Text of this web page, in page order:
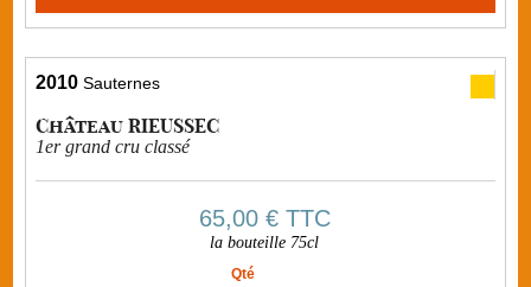
2010 Sauternes
Château RIEUSSEC
1er grand cru classé
65,00 €TTC
la bouteille 75cl
Qté